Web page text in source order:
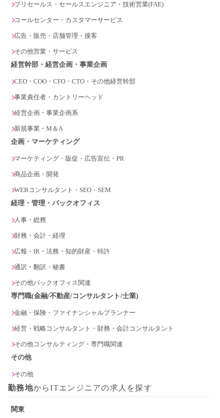
プリセールス・セールスエンジニア・技術営業(FAE)
コールセンター・カスタマーサービス
広告・販売・店舗管理・接客
その他営業・サービス
経営幹部・経営企画・事業企画
CEO・COO・CFO・CTO・その他経営幹部
事業責任者・カントリーヘッド
経営企画・事業企画系
新規事業・M＆A
企画・マーケティング
マーケティング・販促・広告宣伝・PR
商品企画・開発
WEBコンサルタント・SEO・SEM
経理・管理・バックオフィス
人事・総務
財務・会計・経理
広報・IR・法務・知的財産・特許
通訳・翻訳・秘書
その他バックオフィス関連
専門職(金融/不動産/コンサルタント/士業)
金融・保険・ファイナンシャルプランナー
経営・戦略コンサルタント・財務・会計コンサルタント
その他コンサルティング・専門職関連
その他
その他
勤務地からITエンジニアの求人を探す
関東